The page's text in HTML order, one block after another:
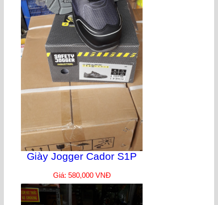
Giày Jogger Cador S1P
Giá: 580,000 VNĐ